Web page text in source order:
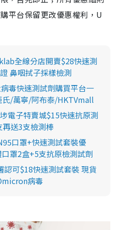
平台保留更改優惠權利，U
全線分店開賣$28快速測
鼻咽拭子採樣檢測
毒快速測試劑購買平台一
/萬寧/阿布泰/HKTVmall
電子特賣城$15快速抗原測
送3支檢測棒
口罩+快速測試套裝優
罩2盒+5支抗原檢測試劑
認可$18快速測試套裝 現貨
病毒